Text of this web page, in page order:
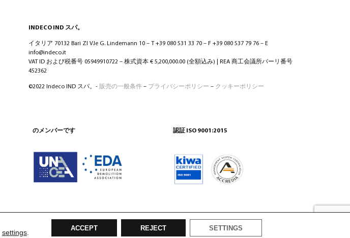
INDECO IND スパ。
イタリア 70132 Bari ZI V.le G. Lindemann 10 – T +39 080 531 33 70 – F +39 080 537 79 76 – E
info@indeco.it
VAT ID および税番号 05949910722 – 株式資本 € 5,200,000.00 (全額込み) | REA 商工会議所バーリ番号
452362
©2022 Indeco IND スパ。- 販売の一般条件 – プライバシーポリシー – クッキーポリシー
のメンバーです 認証 ISO 9001:2015
settings. ACCEPT REJECT SETTINGS